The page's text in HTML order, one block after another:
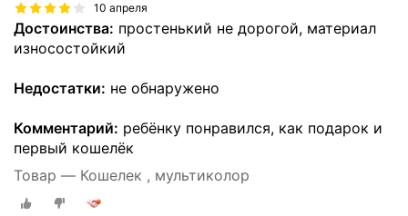
10 апреля
Достоинства: простенький не дорогой, материал
износостойкий
Недостатки: не обнаружено
Комментарий: ребёнку понравился, как подарок и
первый кошелёк
Товар — Кошелек , мультиколор